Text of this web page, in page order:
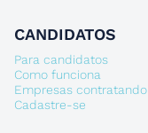
CANDIDATOS
Para candidatos
Como funciona
Empresas contratando
Cadastre-se